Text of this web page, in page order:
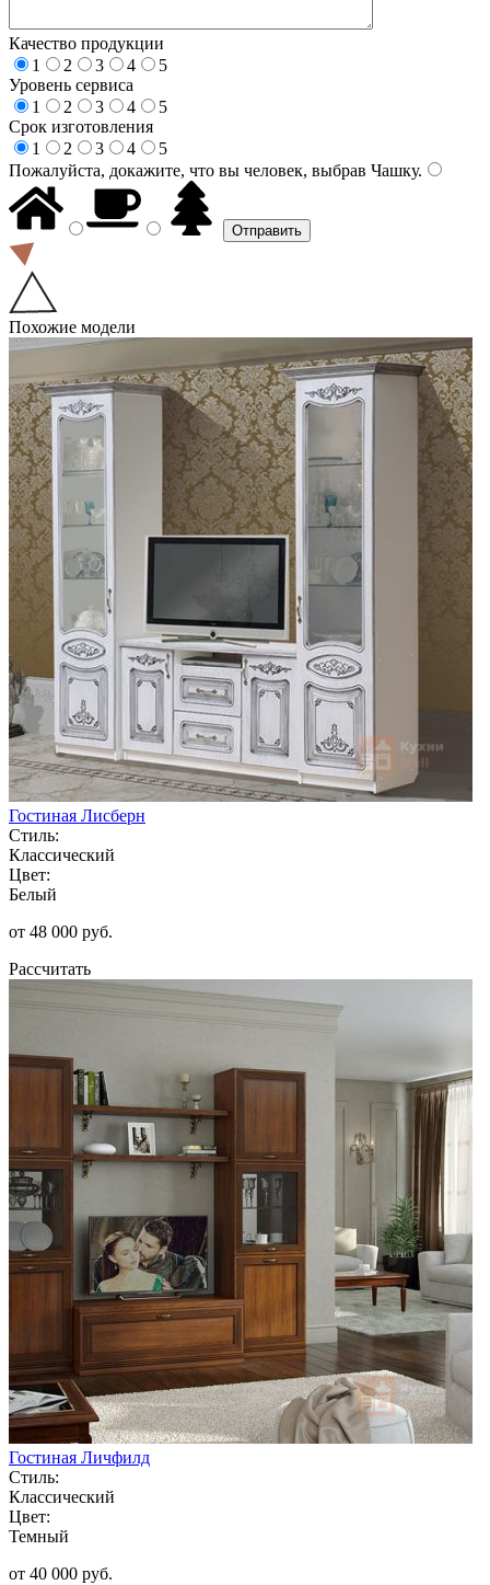
Качество продукции
1
2 3 4
5
Уровень сервиса
1
2 3 4
5
Срок изготовления
1
2 3 4
5
Пожалуйста, докажите, что вы человек, выбрав Чашку.
Похожие модели
Гостиная Лисберн
Стиль:
Классический
Цвет:
Белый
от 48 000 руб.
Рассчитать
Гостиная Личфилд
Стиль:
Классический
Цвет:
Темный
от 40 000 руб.